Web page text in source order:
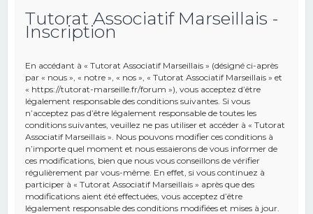
Tutorat Associatif Marseillais -
Inscription
En accédant à « Tutorat Associatif Marseillais » (désigné ci-après
par « nous », « notre », « nos », « Tutorat Associatif Marseillais » et
« https://tutorat-marseille.fr/forum »), vous acceptez d’être
légalement responsable des conditions suivantes. Si vous
n’acceptez pas d’être légalement responsable de toutes les
conditions suivantes, veuillez ne pas utiliser et accéder à « Tutorat
Associatif Marseillais ». Nous pouvons modifier ces conditions à
n’importe quel moment et nous essaierons de vous informer de
ces modifications, bien que nous vous conseillons de vérifier
régulièrement par vous-même. En effet, si vous continuez à
participer à « Tutorat Associatif Marseillais » après que des
modifications aient été effectuées, vous acceptez d’être
légalement responsable des conditions modifiées et mises à jour.